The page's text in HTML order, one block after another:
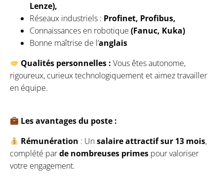
Lenze),
Réseaux industriels : Profinet, Profibus,
Connaissances en robotique (Fanuc, Kuka)
Bonne maîtrise de l’anglais
Qualités personnelles : Vous êtes autonome,
rigoureux, curieux technologiquement et aimez travailler
en équipe.
Les avantages du poste :
Rémunération : Unsalaire attractif sur 13 mois,
complété parde nombreuses primes pour valoriser
votre engagement.